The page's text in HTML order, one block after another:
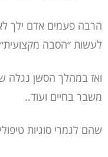
הרבה פעמים אדם ילך
לעשות ״הסבה מקצועית״
ואז במהלך הסשן נגלה
משבר בחיים ועוד..
שהם לגמרי סוגיות